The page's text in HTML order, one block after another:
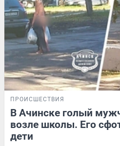
ПРОИСШЕСТВИЯ
В Ачинске голый
возле школы. Его
дети